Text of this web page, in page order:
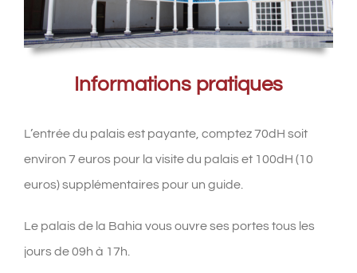
Informations pratiques
L’entrée du palais est payante, comptez 70dH soit
environ 7 euros pour la visite du palais et 100dH (10
euros) supplémentaires pour un guide.
Le palais de la Bahia vous ouvre ses portes tous les
jours de 09h à 17h.